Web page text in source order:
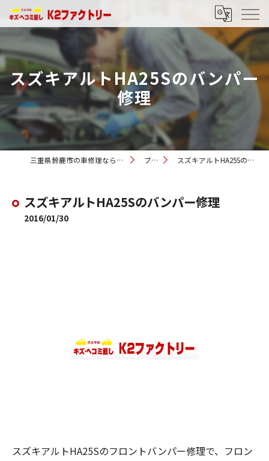
スズキアルトHA25Sのバンパー
修理
三重県鈴鹿市の車修理ならK2ファクトリー ブログ スズキアルトHA25Sのバンパー修理
スズキアルトHA25Sのバンパー修理
2016/01/30
スズキアルトHA25Sのフロントバンパー修理で、フロン